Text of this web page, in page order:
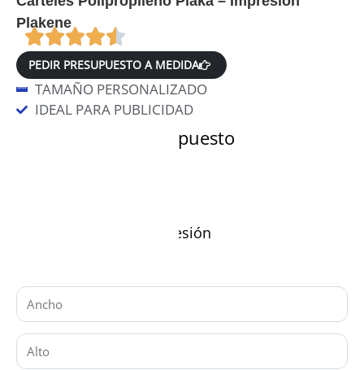
Plakene
PEDIR PRESUPUESTO A MEDIDA
TAMAÑO PERSONALIZADO
IDEAL PARA PUBLICIDAD
Datos para el presupuesto
Características de impresión